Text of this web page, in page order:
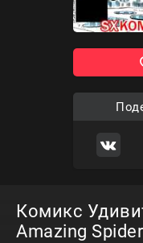
Комикс
Amazing